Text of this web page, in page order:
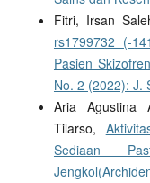
Fitri, Irsan
rs1799732 (-
Pasien
No. 2 (2022): J.
Aria Agustina
Tilarso,
Sediaan